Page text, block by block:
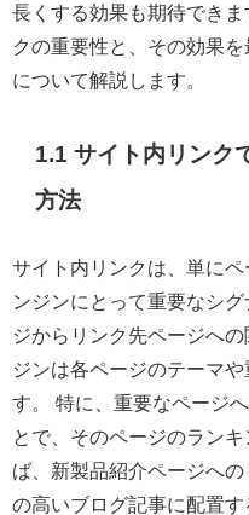
長くする効果も期待でき
クの重要性と、その効果
について解説します。
1.1 サイト内リンク
方法
サイト内リンクは、単に
ンジンにとって重要なシ
ジからリンク先ページへ
ジンは各ページのテーマ
す。 特に、重要なページ
とで、そのページのラン
ば、新製品紹介ページへ
の高いブログ記事に配置